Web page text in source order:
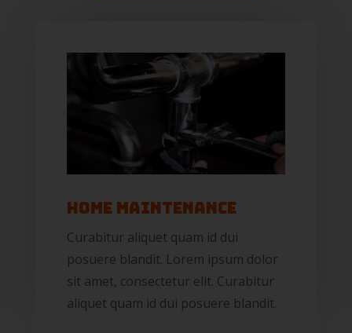
Home Maintenance
Curabitur aliquet quam id dui
posuere blandit. Lorem ipsum dolor
sit amet, consectetur elit. Curabitur
aliquet quam id dui posuere blandit.